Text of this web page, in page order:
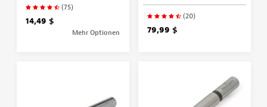
(75)
14,49 $
Mehr Optionen
(20)
79,99 $